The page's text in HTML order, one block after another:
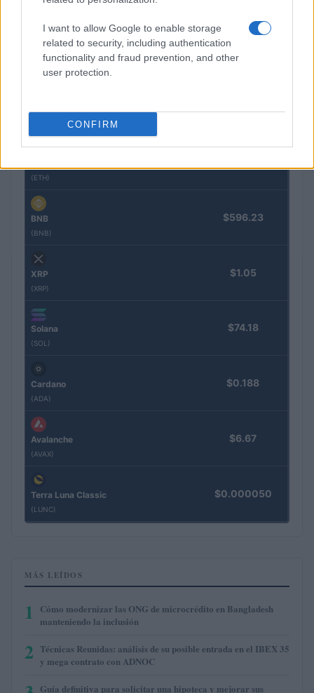
I want to allow Google to enable storage
related to security, including authentication
functionality and fraud prevention, and other
user protection.
CONFIRM
COTIZACIONES CRYPTO
Nombre Precio
(ETH)
BNB
(BNB)
$596.23
XRP
(XRP)
$1.05
Solana
(SOL)
$74.18
Cardano
(ADA)
$0.188
Avalanche
(AVAX)
$6.67
Terra Luna Classic
(LUNC)
$0.000050
MÁS LEÍDOS
1
Cómo modernizar las ONG de microcrédito en Bangladesh
manteniendo la inclusión
2 Técnicas Reunidas: análisis de su posible entrada en el IBEX 35
y mega contrato con ADNOC
Guía definitiva para solicitar una hipoteca y mejorar sus